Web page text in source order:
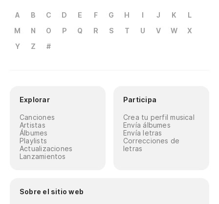
A B C D E F G H I J K
L
M
N O P Q R S T U V W
X
Y
Z #
Explorar
Canciones
Artistas
Álbumes
Playlists
Actualizaciones
Lanzamientos
Participa
Crea tu perfil musical
Envía álbumes
Envía letras
Correcciones de
letras
Sobre el sitio web